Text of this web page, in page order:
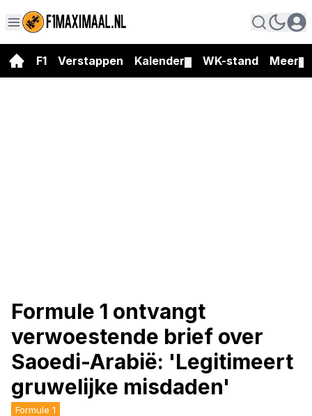
F1 Verstappen Kalender WK-stand Meer
Formule 1 ontvangt
verwoestende brief over
Saoedi-Arabië: 'Legitimeert
gruwelijke misdaden'
Formule 1